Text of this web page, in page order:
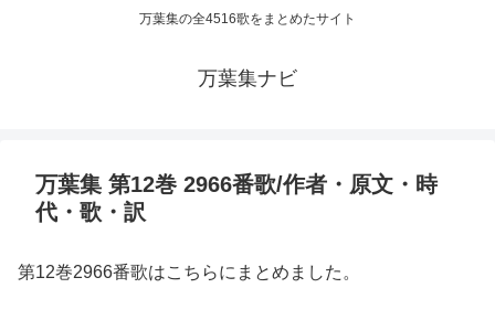
万葉集の全4516歌をまとめたサイト
万葉集ナビ
万葉集 第12巻 2966番歌/作者・原文・時
代・歌・訳
第12巻2966番歌はこちらにまとめました。